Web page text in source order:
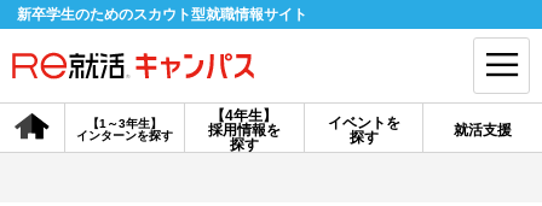
新卒学生のためのスカウト型就職情報サイト
【4年生】
採用情報を
探す
【1～3年生】
インターンを探す
イベントを
探す
就活支援
会員登録 ログイン